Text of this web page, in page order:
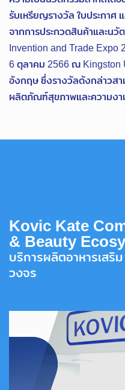
รับเหรียญรางวัล ใบประกาศ
จากการประกวดสินค้าและนวั
Invention and Trade Expo
6 ตุลาคม 2566 ณ Kingston
อังกฤษ ซึ่งรางวัลดังกล่าวส
ผลิตภัณฑ์สุขภาพและความงา
Kovic Kate
& Beauty
บริการผลิตอาหารเสริ
วงจร